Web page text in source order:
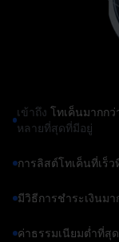
เข้าถึง โทเค็นมากกว่
หลายที่สุดที่มีอยู่
การลิสต์โทเค็นที่เร็ว
มีวิธีการชำระเงินมา
ค่าธรรมเนียมต่ำที่สุด